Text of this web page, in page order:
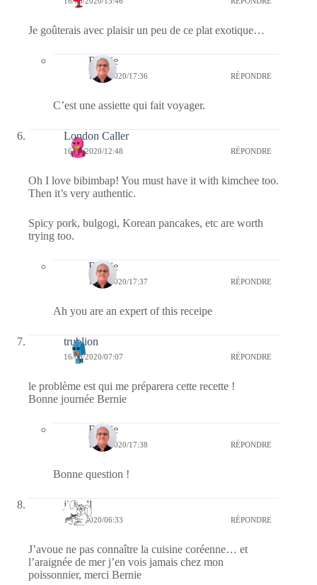
Je goûterais avec plaisir un peu de ce plat exotique…
Bernie
16/06/2020/17:36 RÉPONDRE
C’est une assiette qui fait voyager.
London Caller
16/06/2020/12:48 RÉPONDRE
Oh I love bibimbap! You must have it with kimchee too.
Then it’s very authentic.
Spicy pork, bulgogi, Korean pancakes, etc are worth
trying too.
Bernie
16/06/2020/17:37 RÉPONDRE
Ah you are an expert of this receipe
trublion
16/06/2020/07:07 RÉPONDRE
le problème est qui me préparera cette recette !
Bonne journée Bernie
Bernie
16/06/2020/17:38 RÉPONDRE
Bonne question !
jill bill
16/06/2020/06:33 RÉPONDRE
J’avoue ne pas connaître la cuisine coréenne… et
l’araignée de mer j’en vois jamais chez mon
poissonnier, merci Bernie